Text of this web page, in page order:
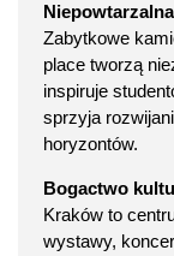
Zabytkowe
place tworzą
inspiruje
sprzyja
horyzontów.
Bogactwo
Kraków to
wystawy,